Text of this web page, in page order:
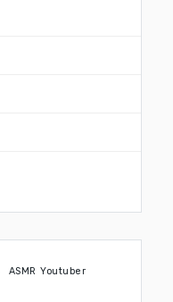
ASMR Youtuber